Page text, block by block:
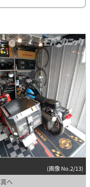
(画像 No.2/13)
へ